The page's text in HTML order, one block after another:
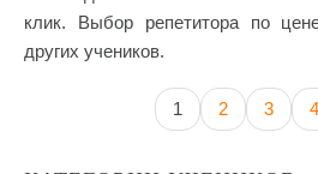
клик. Выбор репетитора по
других учеников.
1 2 3 4